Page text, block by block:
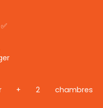
+ 2 chambres